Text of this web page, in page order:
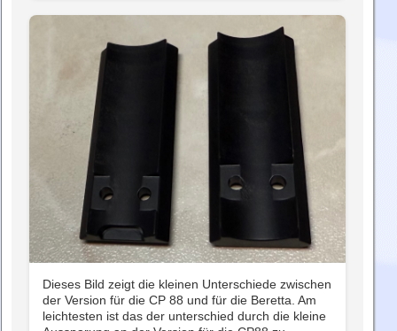
Dieses Bild zeigt die kleinen Unterschiede zwischen
der Version für die CP 88 und für die Beretta. Am
leichtesten ist das der unterschied durch die kleine